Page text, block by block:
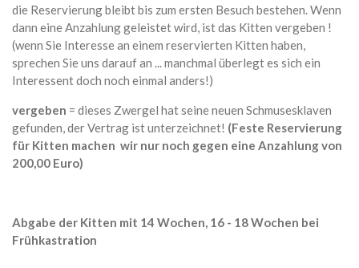
die Reservierung bleibt bis zum ersten Besuch bestehen. Wenn
dann eine Anzahlung geleistet wird, ist das Kitten vergeben !
(wenn Sie Interesse an einem reservierten Kitten haben,
sprechen Sie uns darauf an ... manchmal überlegt es sich ein
Interessent doch noch einmal anders!)
vergeben = dieses Zwergel hat seine neuen Schmusesklaven
gefunden, der Vertrag ist unterzeichnet! (Feste Reservierung
für Kitten machen wir nur noch gegen eine Anzahlung von
200,00 Euro)
Abgabe der Kitten mit 14 Wochen, 16 - 18 Wochen bei
Frühkastration